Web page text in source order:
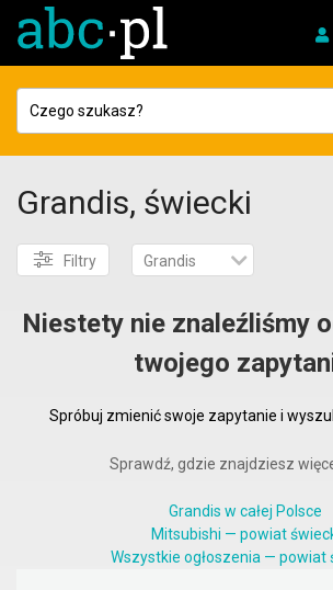
Grandis, świecki
Filtry Grandis
Niestety nie znaleźliśmy
twojego
Spróbuj zmienić swoje zapytanie i
Sprawdź, gdzie znajdziesz
Grandis w całej Polsce
Mitsubishi — powiat
Wszystkie ogłoszenia — powiat